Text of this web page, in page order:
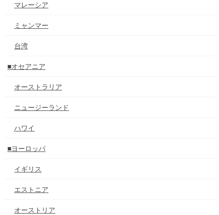
マレーシア
ミャンマー
台湾
■オセアニア
オーストラリア
ニュージーランド
ハワイ
■ヨーロッパ
イギリス
エストニア
オーストリア